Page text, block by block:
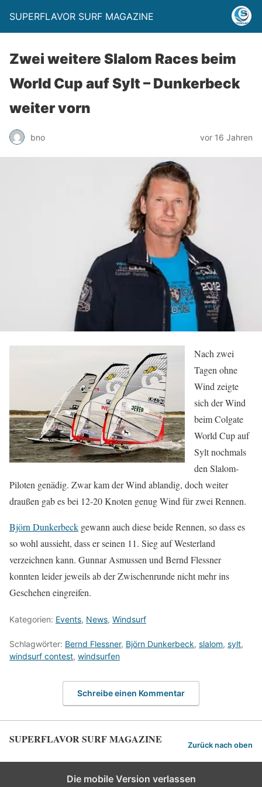
SUPERFLAVOR SURF MAGAZINE
Zwei weitere Slalom Races beim
World Cup auf Sylt – Dunkerbeck
weiter vorn
bno vor 16 Jahren
Nach zwei
Tagen ohne
Wind zeigte
sich der Wind
beim Colgate
World Cup auf
Sylt nochmals
den Slalom-
Piloten genädig. Zwar kam der Wind ablandig, doch weiter
draußen gab es bei 12-20 Knoten genug Wind für zwei Rennen.
Björn Dunkerbeck gewann auch diese beide Rennen, so dass es
so wohl aussieht, dass er seinen 11. Sieg auf Westerland
verzeichnen kann. Gunnar Asmussen und Bernd Flessner
konnten leider jeweils ab der Zwischenrunde nicht mehr ins
Geschehen eingreifen.
Kategorien: Events, News, Windsurf
Schlagwörter: Bernd Flessner, Björn Dunkerbeck, slalom, sylt,
windsurf contest, windsurfen
Schreibe einen Kommentar
SUPERFLAVOR SURF MAGAZINE Zurück nach oben
Die mobile Version verlassen